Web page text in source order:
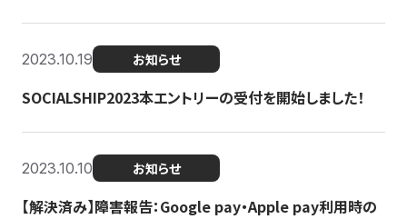
2023.10.19 お知らせ
SOCIALSHIP2023本エントリーの受付を開始しました！
2023.10.10 お知らせ
【解決済み】障害報告：Google pay・Apple pay利用時の